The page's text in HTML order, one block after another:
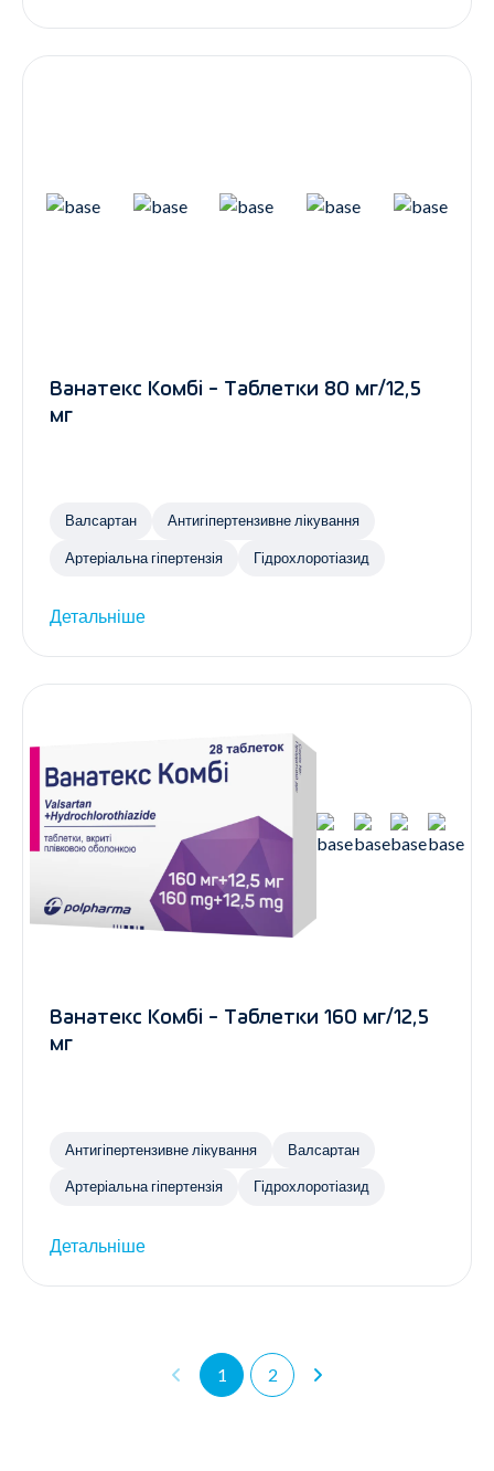
Ванатекс Комбі - Таблетки 80 мг/12,5
мг
Валсартан Антигіпертензивне лікування
Артеріальна гіпертензія Гідрохлоротіазид
Детальніше
Ванатекс Комбі - Таблетки 160 мг/12,5
мг
Антигіпертензивне лікування Валсартан
Артеріальна гіпертензія Гідрохлоротіазид
Детальніше
1 2